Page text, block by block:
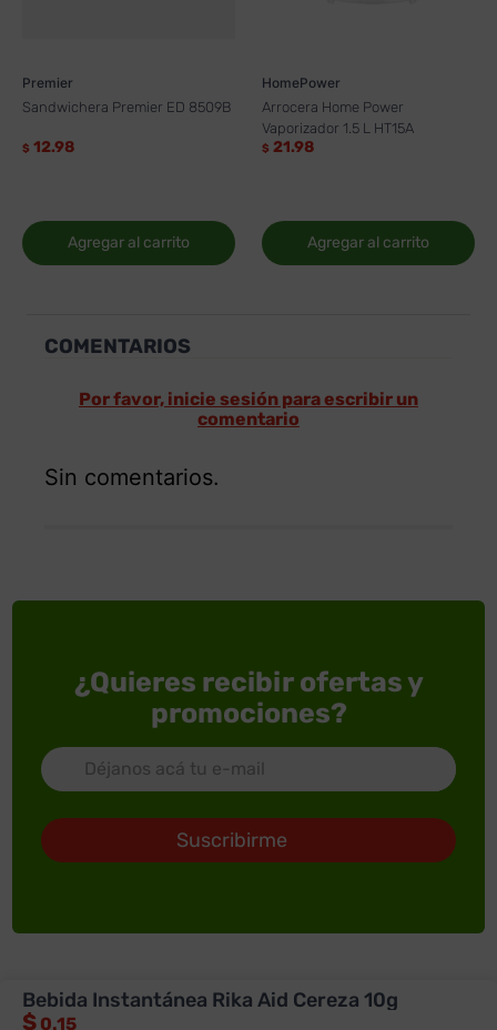
Premier
Sandwichera Premier ED 8509B
$ 12.98
Agregar al carrito
HomePower
Arrocera Home Power
Vaporizador 1.5 L HT15A
$ 21.98
Agregar al carrito
COMENTARIOS
Por favor, inicie sesión para escribir un
comentario
Sin comentarios.
¿Quieres recibir ofertas y
promociones?
Suscribirme
Bebida Instantánea Rika Aid Cereza 10g
$ 0.15
ACERCA DE SUPERXTRA